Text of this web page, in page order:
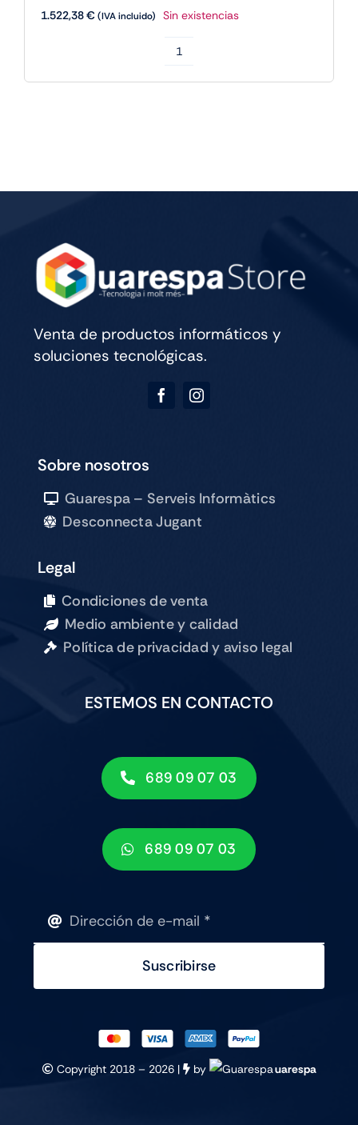
1.522,38€(IVA incluido) Sin existencias
IPAD
CELL
Venta de productos informáticos y
soluciones tecnológicas.
Sobre nosotros
Guarespa – Serveis Informàtics
Desconnecta Jugant
Legal
Condiciones de venta
Medio ambiente y calidad
Política de privacidad y aviso legal
ESTEMOS EN CONTACTO
689 09 07 03
689 09 07 03
Suscribirse
Copyright 2018 – 2026 | by uarespa